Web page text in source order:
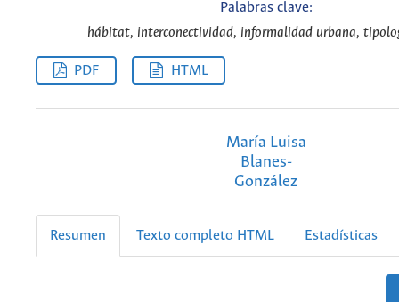
Palabras clave:
hábitat, interconectividad, informalidad urbana,
PDF HTML
María Luisa
Blanes-
González
Resumen Texto completo HTML Estadísticas